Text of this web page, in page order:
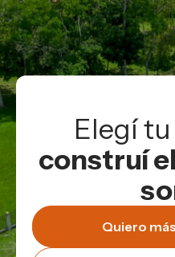
Elegí
construí
Quiero